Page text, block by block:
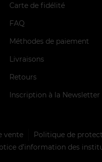
Carte de fidélité
FAQ
Méthodes de paiement
Livraisons
Retours
Inscription à la Newsletter
vente Politique de
d’information des